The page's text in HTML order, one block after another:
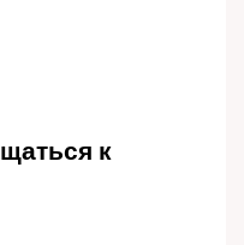
к